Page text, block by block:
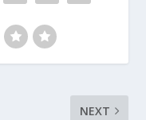
NEXT